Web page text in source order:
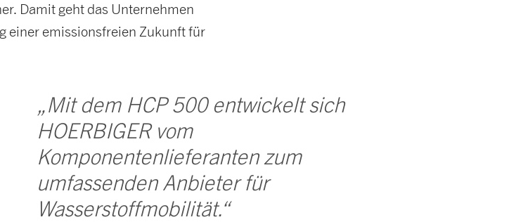
Damit geht das Unternehmen
einer emissionsfreien Zukunft für
„Mit dem HCP 500 entwickelt sich
HOERBIGER vom
Komponentenlieferanten zum
umfassenden Anbieter für
Wasserstoffmobilität.“